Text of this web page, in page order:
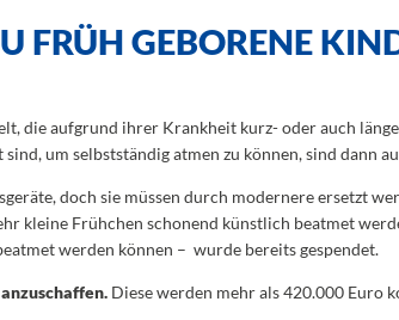
GEBORENE
die aufgrund ihrer Krankheit kurz- oder auch
um selbstständig atmen zu können, sind dann
doch sie müssen durch modernere ersetzt
kleine Frühchen schonend künstlich beatmet
werden können – wurde bereits gespendet.
Diese werden mehr als 420.000 Euro